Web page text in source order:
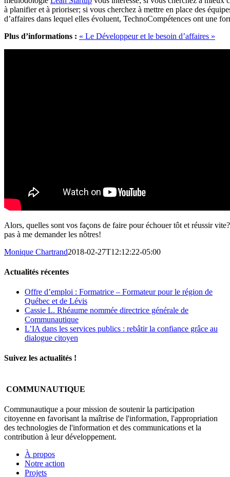
à planifier et à prioriser; si vous cherchez à mettre en place des
d’affaires dans lequel elles évoluent, TechnoCompétences ont une
Plus d’informations : « Le Développeur et le besoin d’affaires »
Alors, quelles sont vos façons de faire pour échouer tôt et réussir
pas à me demander les nôtres!
Monique Chartrand2018-02-27T12:12:22-05:00
Actualités récentes
Offre d’emploi : Formatrice – Formateur pour le région de
Québec et de Lévis
Cassie L. Rhéaume nommée directrice générale de
Communautique
L’IA dans les services publics : rebâtir la confiance grâce au
dialogue citoyen
Suivez les actualités !
COMMUNAUTIQUE
Communautique a pour mission de soutenir la participation
citoyenne en favorisant la maîtrise de l'information, l'appropriation
des technologies de l'information et des communications et la
contribution à leur développement.
À propos
Notre action
Projets